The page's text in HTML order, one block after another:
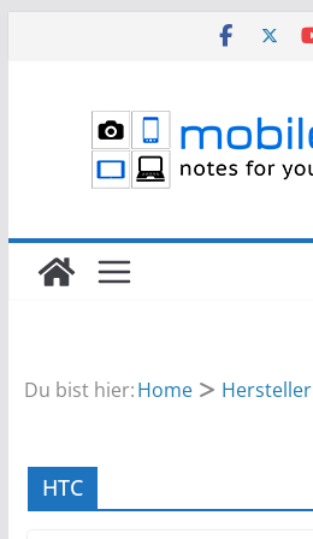
Du bist hier:Home Hersteller
HTC